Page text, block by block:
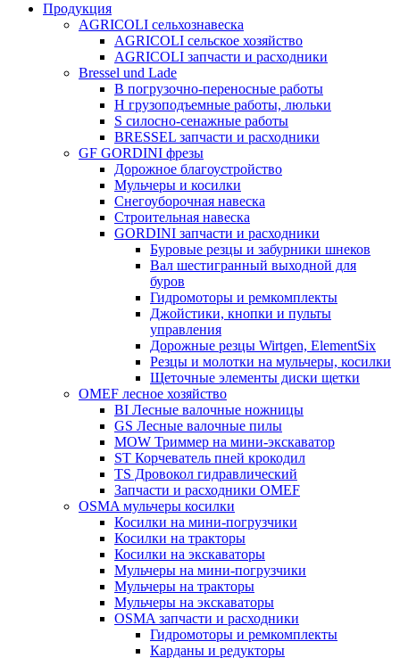
Продукция
AGRICOLI сельхознавеска
AGRICOLI сельское хозяйство
AGRICOLI запчасти и расходники
Bressel und Lade
B погрузочно-переносные работы
H грузоподъемные работы, люльки
S силосно-сенажные работы
BRESSEL запчасти и расходники
GF GORDINI фрезы
Дорожное благоустройство
Мульчеры и косилки
Снегоуборочная навеска
Строительная навеска
GORDINI запчасти и расходники
Буровые резцы и забурники шнеков
Вал шестигранный выходной для
буров
Гидромоторы и ремкомплекты
Джойстики, кнопки и пульты
управления
Дорожные резцы Wirtgen, ElementSix
Резцы и молотки на мульчеры, косилки
Щеточные элементы диски щетки
OMEF лесное хозяйство
BI Лесные валочные ножницы
GS Лесные валочные пилы
MOW Триммер на мини-экскаватор
ST Корчеватель пней крокодил
TS Дровокол гидравлический
Запчасти и расходники OMEF
OSMA мульчеры косилки
Косилки на мини-погрузчики
Косилки на тракторы
Косилки на экскаваторы
Мульчеры на мини-погрузчики
Мульчеры на тракторы
Мульчеры на экскаваторы
OSMA запчасти и расходники
Гидромоторы и ремкомплекты
Карданы и редукторы